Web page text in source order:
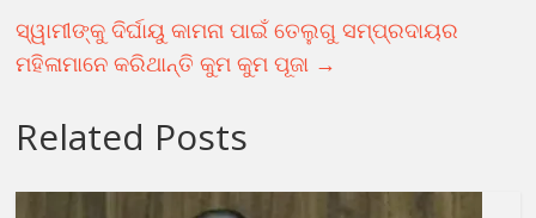
ସ୍ୱାମୀଙ୍କୁ ଦିର୍ଘାୟୁ କାମନା ପାଇଁ ତେଲୁଗୁ ସମ୍ପ୍ରଦାୟର
ମହିଳାମାନେ କରିଥାନ୍ତି କୁମ କୁମ ପୂଜା →
Related Posts